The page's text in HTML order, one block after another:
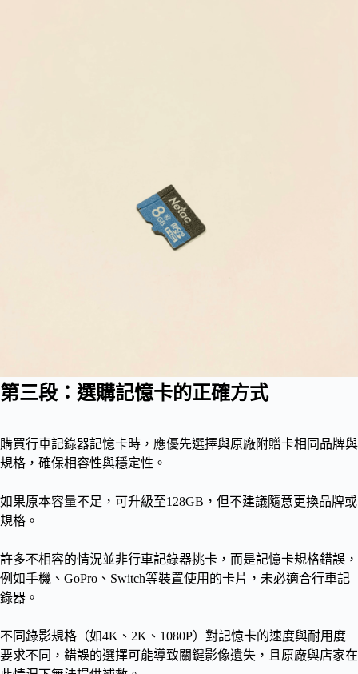
第三段：選購記憶卡的正確方式
購買行車記錄器記憶卡時，應優先選擇與原廠附贈卡相同品牌與
規格，確保相容性與穩定性。
如果原本容量不足，可升級至128GB，但不建議隨意更換品牌或
規格。
許多不相容的情況並非行車記錄器挑卡，而是記憶卡規格錯誤，
例如手機、GoPro、Switch等裝置使用的卡片，未必適合行車記
錄器。
不同錄影規格（如4K、2K、1080P）對記憶卡的速度與耐用度
要求不同，錯誤的選擇可能導致關鍵影像遺失，且原廠與店家在